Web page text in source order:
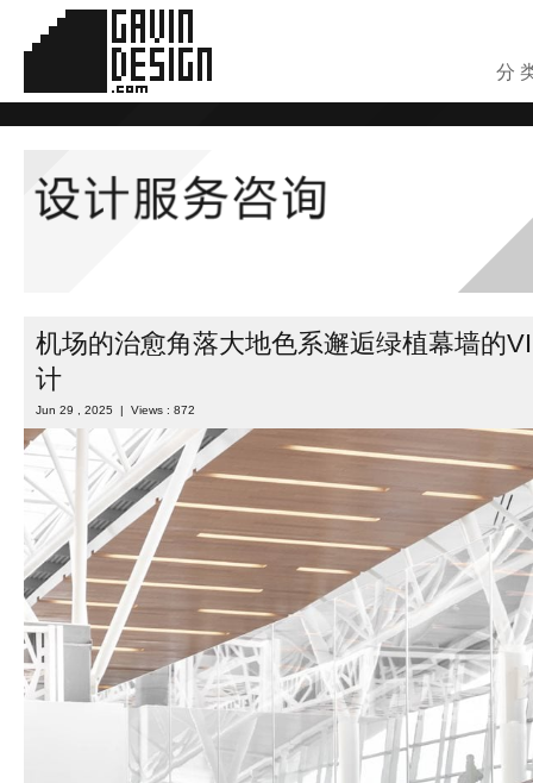
分
机场的治愈角落大地色系邂逅绿植幕墙的
计
Jun 29 , 2025 | Views : 872